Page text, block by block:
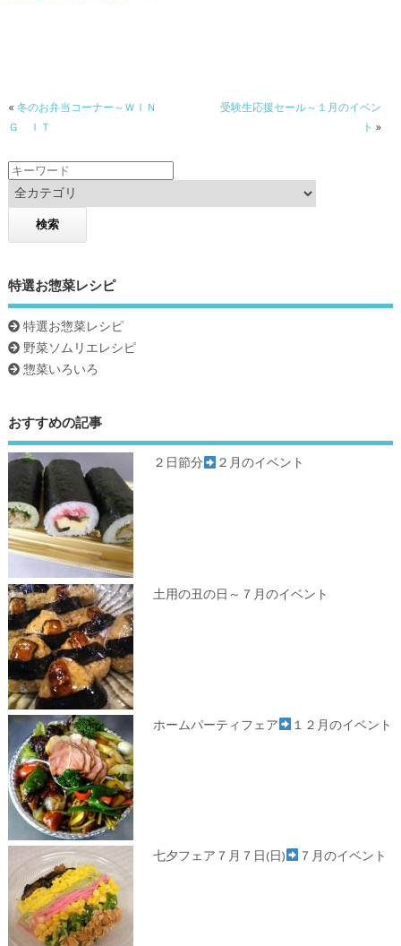
o
o
k
« 冬のお弁当コーナー～ＷＩＮ
Ｇ ＩＴ
受験生応援セール～１月のイベン
ト »
特選お惣菜レシピ
特選お惣菜レシピ
野菜ソムリエレシピ
惣菜いろいろ
おすすめの記事
２日節分 ２月のイベント
土用の丑の日～７月のイベント
ホームパーティフェア １２月のイベント
七夕フェア７月７日(日) ７月のイベント